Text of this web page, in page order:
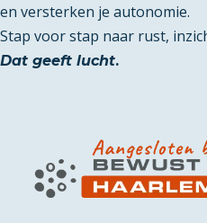
en versterken je autonomie.
Stap voor stap naar rust,
Dat geeft lucht.